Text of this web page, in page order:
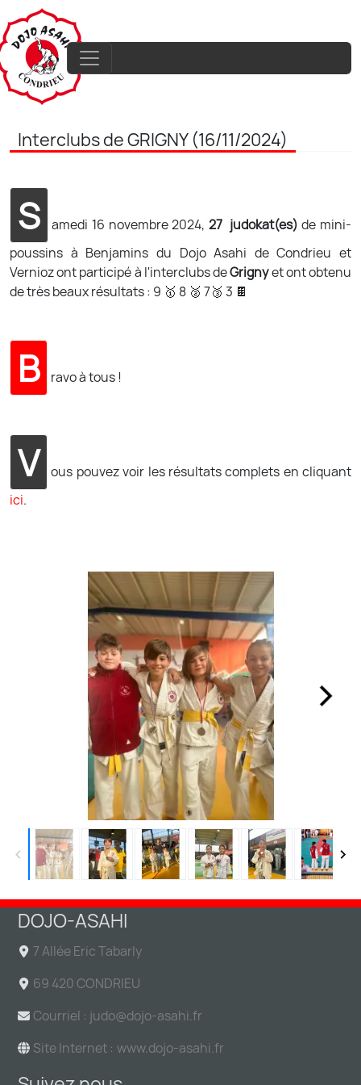
Interclubs de GRIGNY (16/11/2024)
S amedi 16 novembre 2024, 27 judokat(es)de mini-
poussins à Benjamins du Dojo Asahi de Condrieu et
Vernioz ont participé à l'interclubs deGrignyet ont obtenu
de très beaux résultats : 9 🥇 8 🥈 7🥉 3 🍫
B ravo à tous !
V
ous pouvez voir les résultats complets en cliquant
ici.
DOJO-ASAHI
7 Allée Eric Tabarly
69 420 CONDRIEU
Courriel : judo@dojo-asahi.fr
Site Internet : www.dojo-asahi.fr